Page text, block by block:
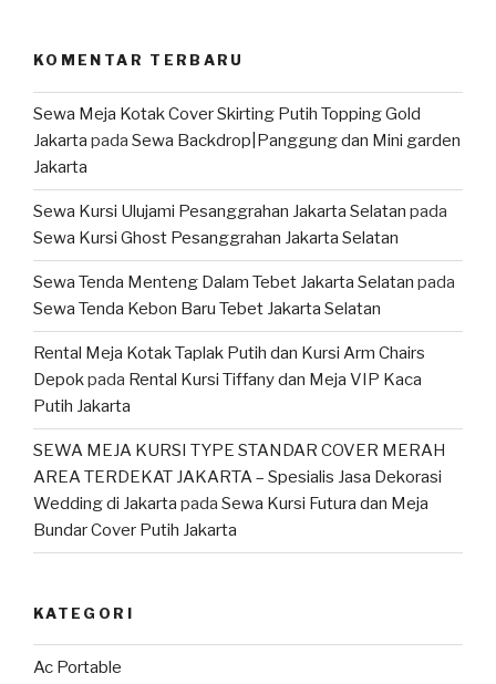
KOMENTAR TERBARU
Sewa Meja Kotak Cover Skirting Putih Topping Gold
Jakarta pada Sewa Backdrop|Panggung dan Mini garden
Jakarta
Sewa Kursi Ulujami Pesanggrahan Jakarta Selatan pada
Sewa Kursi Ghost Pesanggrahan Jakarta Selatan
Sewa Tenda Menteng Dalam Tebet Jakarta Selatan pada
Sewa Tenda Kebon Baru Tebet Jakarta Selatan
Rental Meja Kotak Taplak Putih dan Kursi Arm Chairs
Depokpada Rental Kursi Tiffany dan Meja VIP Kaca
Putih Jakarta
SEWA MEJA KURSI TYPE STANDAR COVER MERAH
AREA TERDEKAT JAKARTA – Spesialis Jasa Dekorasi
Wedding di Jakarta pada Sewa Kursi Futura dan Meja
Bundar Cover Putih Jakarta
KATEGORI
Ac Portable